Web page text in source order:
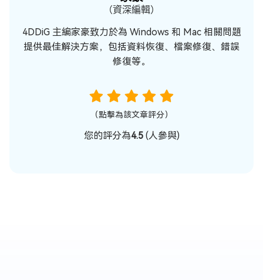
（資深編輯）
4DDiG 主編家豪致力於為 Windows 和 Mac 相關問題
提供最佳解決方案，包括資料恢復、檔案修復、錯誤
修復等。
（點擊為該文章評分）
您的評分為4.5(人參與)